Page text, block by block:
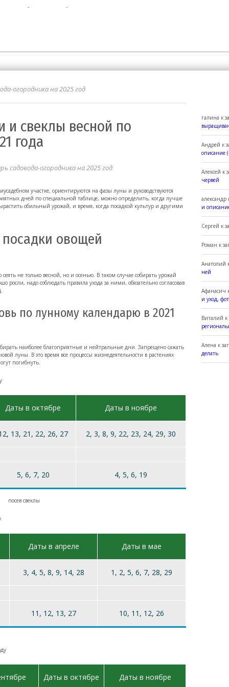
садоводам и огородникам
огородника на 2025 год
и свеклы весной по
года
садовода-огородника на 2025 год
участке, ориентируются на фазы луны и руководствуются
дней по специальной таблице, можно определить, когда лучше
обильный урожай, и время, когда посадкой культур и другими
овощей
не только весной, но и осенью. В таком случае собирать урожай
росли, надо соблюдать правила ухода за ними, обязательно согласовав
по лунному календарю в 2021
наиболее благоприятные и нейтральные дни. Запрещено сажать
луны. В это время все процессы жизнедеятельности в растениях
погибнуть.
Даты в октябре Даты в ноябре
13, 21, 22, 26, 27 2, 3, 8, 9, 22, 23, 24, 29, 30
5, 6, 7, 20 4, 5, 6, 19
Даты в апреле Даты в мае
3, 4, 5, 8, 9, 14, 28 1, 2, 5, 6, 7, 28, 29
11, 12, 13, 27 10, 11, 12, 26
Даты в октябре Даты в ноябре
галина к
Андрей к
описание
Алексей к
червей
александр
и
Сергей к
Роман к
Анатолий
ней
Афанасич
и уход,
Виталий
Алена к
делать